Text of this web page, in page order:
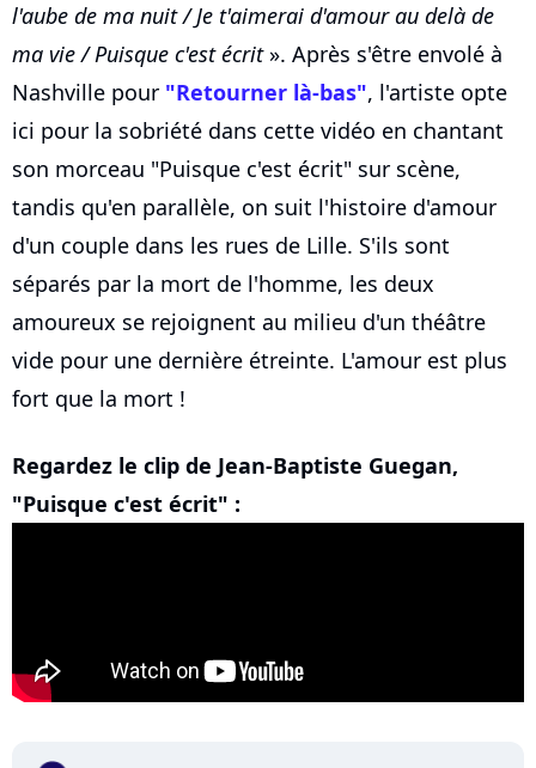
l'aube de ma nuit / Je t'aimerai d'amour au delà de
ma vie / Puisque c'est écrit». Après s'être envolé à
Nashville pour "Retourner là-bas", l'artiste opte
ici pour la sobriété dans cette vidéo en chantant
son morceau "Puisque c'est écrit" sur scène,
tandis qu'en parallèle, on suit l'histoire d'amour
d'un couple dans les rues de Lille. S'ils sont
séparés par la mort de l'homme, les deux
amoureux se rejoignent au milieu d'un théâtre
vide pour une dernière étreinte. L'amour est plus
fort que la mort !
Regardez le clip de Jean-Baptiste Guegan,
"Puisque c'est écrit" :